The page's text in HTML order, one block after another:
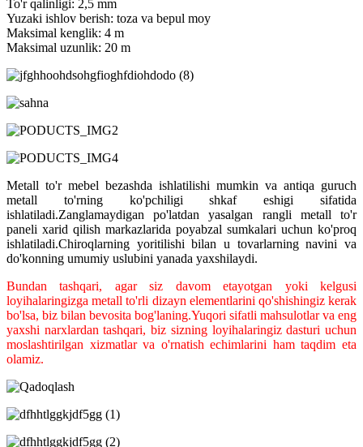
To'r qalinligi: 2,5 mm
Yuzaki ishlov berish: toza va bepul moy
Maksimal kenglik: 4 m
Maksimal uzunlik: 20 m
Metall to'r mebel bezashda ishlatilishi mumkin va antiqa guruch
metall to'rning ko'pchiligi shkaf eshigi sifatida
ishlatiladi.Zanglamaydigan po'latdan yasalgan rangli metall to'r
paneli xarid qilish markazlarida poyabzal sumkalari uchun ko'proq
ishlatiladi.Chiroqlarning yoritilishi bilan u tovarlarning navini va
do'konning umumiy uslubini yanada yaxshilaydi.
Bundan tashqari, agar siz davom etayotgan yoki kelgusi
loyihalaringizga metall to'rli dizayn elementlarini qo'shishingiz kerak
bo'lsa, biz bilan bevosita bog'laning.Yuqori sifatli mahsulotlar va eng
yaxshi narxlardan tashqari, biz sizning loyihalaringiz dasturi uchun
moslashtirilgan xizmatlar va o'rnatish echimlarini ham taqdim eta
olamiz.